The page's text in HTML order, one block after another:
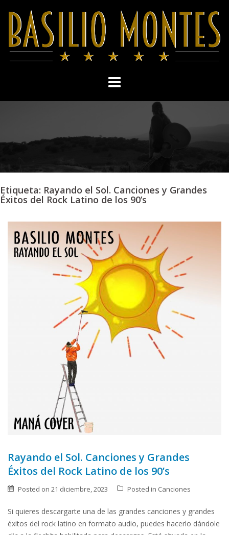
content
Etiqueta: Rayando el Sol. Canciones y Grandes
Éxitos del Rock Latino de los 90’s
Rayando el Sol. Canciones y Grandes
Éxitos del Rock Latino de los 90’s
Posted on 21 diciembre, 2023 Posted in Canciones
Si quieres descargarte una de las grandes canciones y grandes
éxitos del rock latino en formato audio, puedes hacerlo dándole